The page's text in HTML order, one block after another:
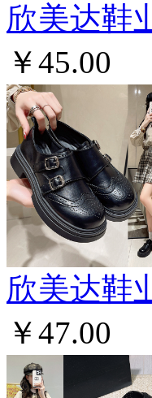
欣美达鞋
￥45.00
欣美达鞋
￥47.00